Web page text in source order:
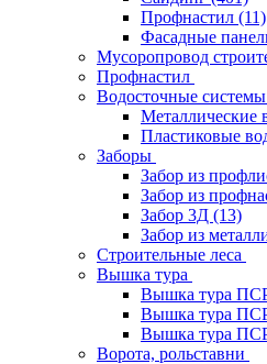
Профнастил (11)
Фасадные
Мусоропровод
Профнастил
Водосточные системы
Металлические
Пластиковые
Заборы
Забор из
Забор из
Забор 3Д (13)
Забор из
Строительные леса
Вышка тура
Вышка тура
Вышка тура
Вышка тура
Ворота, рольставни